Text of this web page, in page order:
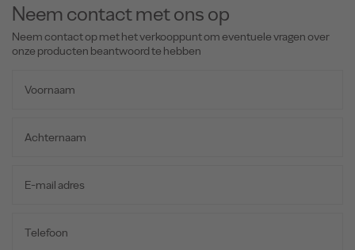
Neem contact met ons op
Neem contact op met het verkooppunt om eventuele vragen over
onze producten beantwoord te hebben